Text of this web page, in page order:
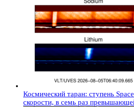
Космический таран: ступень
скорости, в семь раз